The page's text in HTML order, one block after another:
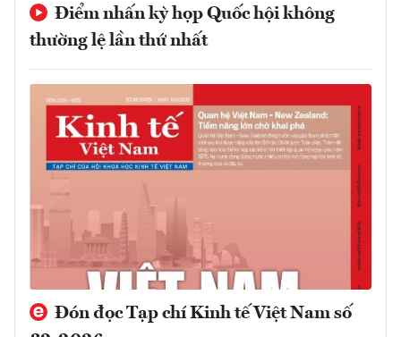
Điểm nhấn kỳ họp Quốc hội không
thường lệ lần thứ nhất
Đón đọc Tạp chí Kinh tế Việt Nam số